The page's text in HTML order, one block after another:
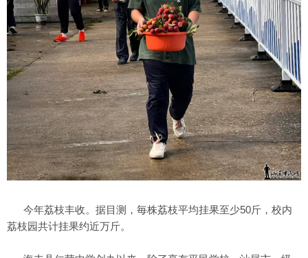
今年荔枝丰收。据目测，毎株荔枝平均挂果至少50斤，校内
荔枝园共计挂果约近万斤。